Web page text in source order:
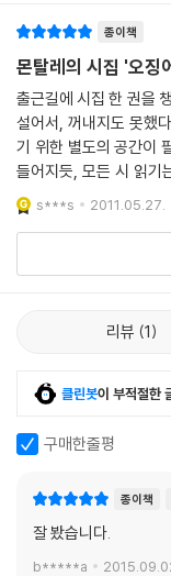
종이책
몬탈레의 시집 '오징
출근길에 시집 한 권을
설어서, 꺼내지도 못했
기 위한 별도의 공간이
들어지듯, 모든 시 읽기
다. 시를 읽는 나는 물신
떨어져 나
s***s 2011.05.27.
리뷰 1
클린봇이 부적절한
구매한줄평
종이책
잘 봤습니다.
b*****a